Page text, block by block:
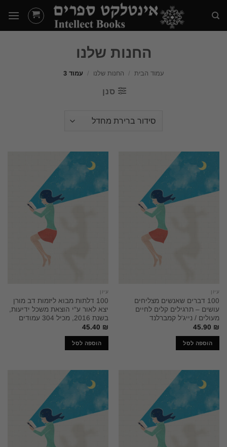
content
החנות שלנו
עמוד הבית / החנות שלנו / עמוד 3
סנן
עיון
100 דברים שאנשים מצליחים
עושים – תרגילים קלים לחיים
מעולים / נייג'ל קמברלנד
45.90 ₪
הוספה לסל
עיון
100 דלתות מבוא ליזמות דב מורן
יצא לאור ע"י הוצאת משכל ידיעות,
בשנת 2016, מכיל 304 עמודים
45.40 ₪
הוספה לסל